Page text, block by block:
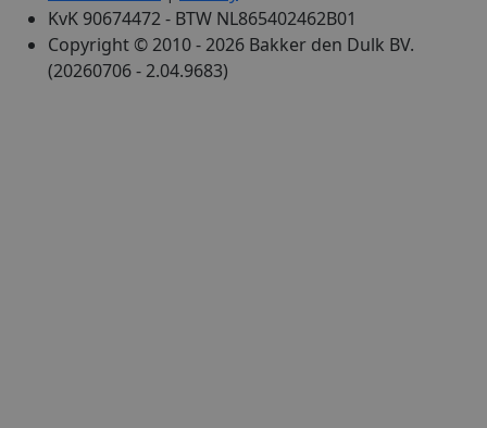
KvK 90674472 - BTW NL865402462B01
Copyright © 2010 - 2026 Bakker den Dulk BV.
(20260706 - 2.04.9683)